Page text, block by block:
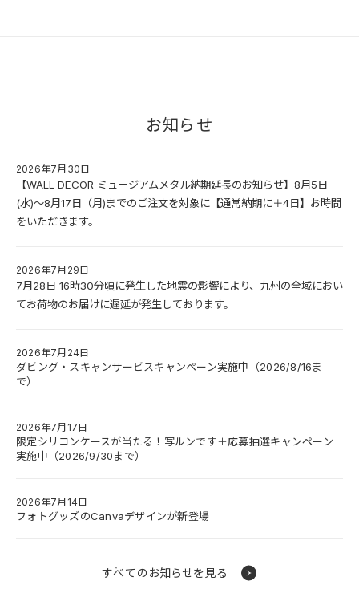
お知らせ
2026年7月30日
【WALL DECOR ミュージアムメタル納期延長のお知らせ】8月5日
(水)～8月17日（月)までのご注文を対象に【通常納期に＋4日】お時間
をいただきます。
2026年7月29日
7月28日 16時30分頃に発生した地震の影響により、九州の全域におい
てお荷物のお届けに遅延が発生しております。
2026年7月24日
ダビング・スキャンサービスキャンペーン実施中（2026/8/16ま
で）
2026年7月17日
限定シリコンケースが当たる！写ルンです＋応募抽選キャンペーン
実施中（2026/9/30まで）
2026年7月14日
フォトグッズのCanvaデザインが新登場
すべてのお知らせを見る